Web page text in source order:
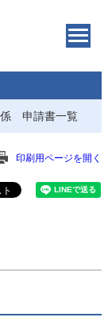
申請書一覧
印刷用ページを開く